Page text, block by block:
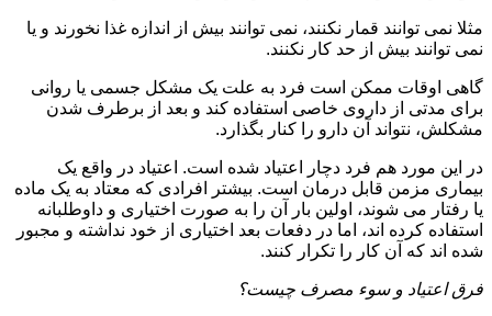
مثلا نمی توانند قمار نکنند، نمی توانند بیش از اندازه غذا نخورند و یا
نمی توانند بیش از حد کار نکنند.
گاهی اوقات ممکن است فرد به علت یک مشکل جسمی یا روانی
برای مدتی از داروی خاصی استفاده کند و بعد از برطرف شدن
مشکلش، نتواند آن دارو را کنار بگذارد.
در این مورد هم فرد دچار اعتیاد شده است. اعتیاد در واقع یک
بیماری مزمن قابل درمان است. بیشتر افرادی که معتاد به یک ماده
یا رفتار می شوند، اولین بار آن را به صورت اختیاری و داوطلبانه
استفاده کرده اند، اما در دفعات بعد اختیاری از خود نداشته و مجبور
شده اند که آن کار را تکرار کنند.
فرق اعتیاد و سوء مصرف چیست؟